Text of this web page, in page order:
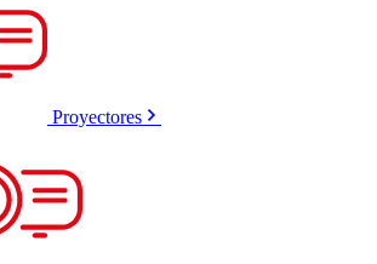
Proyectores